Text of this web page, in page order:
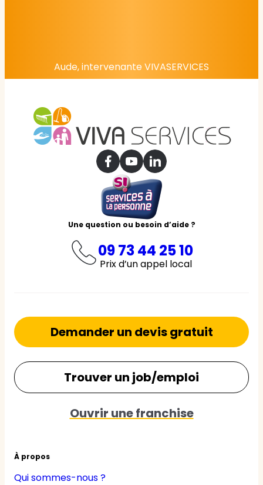
Aude, intervenante VIVASERVICES
Une question ou besoin d’aide ?
09 73 44 25 10
Prix d’un appel local
À propos
Qui sommes-nous ?
Demander un devis gratuit
Trouver un job/emploi
Ouvrir une franchise